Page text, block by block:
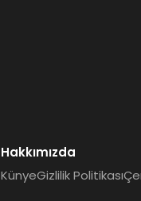
Hakkımızda
KünyeGizlilik Politikası